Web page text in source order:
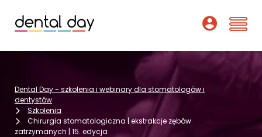
Szkolenia
Webinary
Wykładowcy
Dental Day - szkolenia i webinary dla stomatologów i
dentystów
Szkolenia
Chirurgia stomatologiczna | ekstrakcje zębów
zatrzymanych | 15. edycja